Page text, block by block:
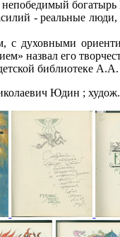
непобедимый
- реальные
назвал его
библиотеке
Юдин ;